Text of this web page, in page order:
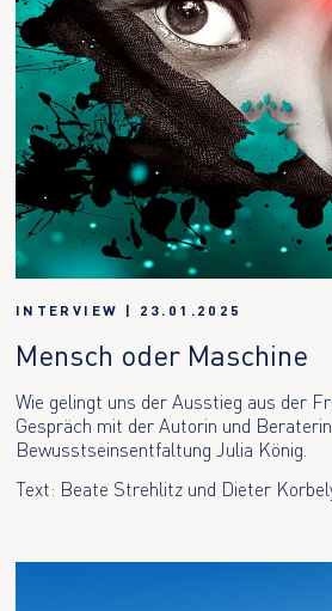
INTERVIEW | 23.01.2025
Mensch oder Maschine
Wie gelingt uns der Ausstieg aus der
Gespräch mit der Autorin und
Bewusstseinsentfaltung Julia König.
Text: Beate Strehlitz und Dieter